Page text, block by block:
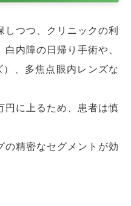
つつ、クリニックの利
内障の日帰り手術や、
、多焦点眼内レンズな
円に上るため、患者は慎
の精密なセグメントが効